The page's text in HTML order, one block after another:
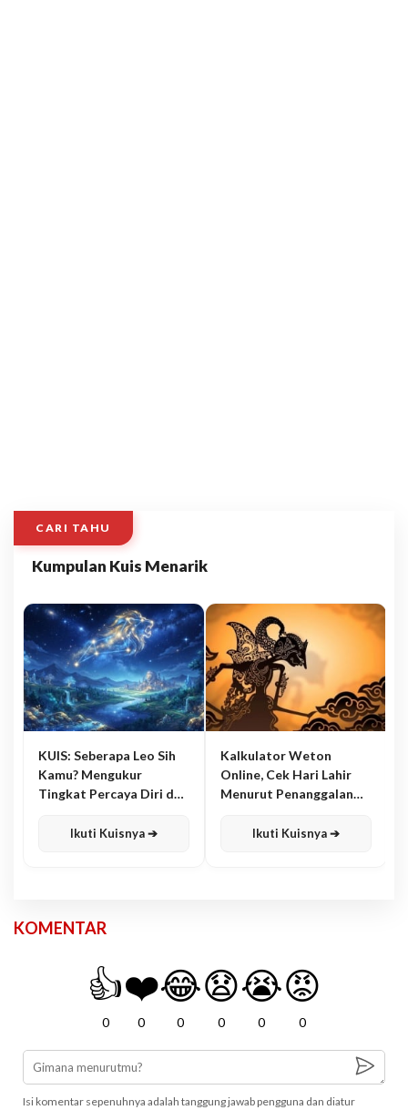
CARI TAHU
Kumpulan Kuis Menarik
KUIS: Seberapa Leo Sih
Kamu? Mengukur
Tingkat Percaya Diri dan
Ikuti Kuisnya ➔
Kalkulator Weton
Online, Cek Hari Lahir
Menurut Penanggalan
Ikuti Kuisnya ➔
KOMENTAR
👍
0
❤️
0
😂
0
😧
0
😭
0
😡
0
Isi komentar sepenuhnya adalah tanggung jawab pengguna dan diatur